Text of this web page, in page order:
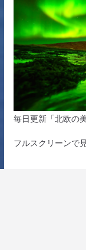
毎日更新「北欧の
フルスクリーンで